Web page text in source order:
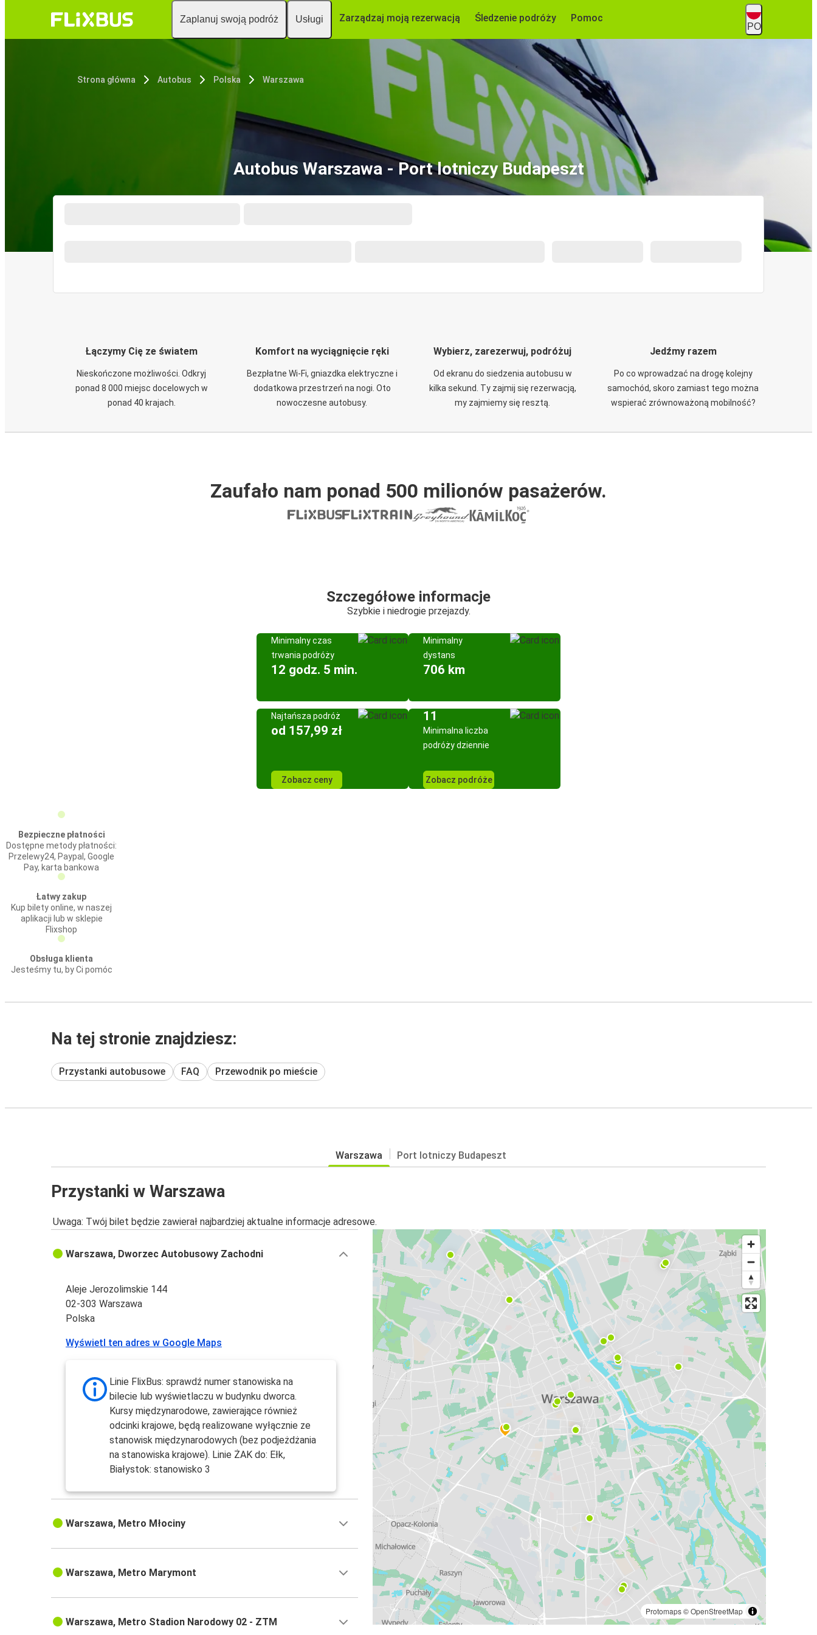
Zaplanuj swoją podróż Usługi Zarządzaj moją rezerwacją Śledzenie podróży Pomoc
PO
Strona główna Autobus Polska Warszawa
Autobus Warszawa - Port lotniczy Budapeszt
Łączymy Cię ze światem
Nieskończone możliwości. Odkryj
ponad 8 000 miejsc docelowych w
ponad 40 krajach.
Komfort na wyciągnięcie ręki
Bezpłatne Wi-Fi, gniazdka elektryczne i
dodatkowa przestrzeń na nogi. Oto
nowoczesne autobusy.
Wybierz, zarezerwuj, podróżuj
Od ekranu do siedzenia autobusu w
kilka sekund. Ty zajmij się rezerwacją,
my zajmiemy się resztą.
Jedźmy razem
Po co wprowadzać na drogę kolejny
samochód, skoro zamiast tego można
wspierać zrównoważoną mobilność?
Zaufało nam ponad 500 milionów pasażerów.
Szczegółowe informacje
Szybkie i niedrogie przejazdy.
Minimalny czas
trwania podróży
12 godz. 5 min.
Minimalny
dystans
706 km
Najtańsza podróż
od 157,99 zł
Zobacz ceny
11
Minimalna liczba
podróży dziennie
Zobacz podróże
Bezpieczne płatności
Dostępne metody płatności:
Przelewy24, Paypal, Google
Pay, karta bankowa
Łatwy zakup
Kup bilety online, w naszej
aplikacji lub w sklepie
Flixshop
Obsługa klienta
Jesteśmy tu, by Ci pomóc
Na tej stronie znajdziesz:
Przystanki autobusowe FAQ Przewodnik po mieście
Warszawa Port lotniczy Budapeszt
Przystanki w Warszawa
Uwaga: Twój bilet będzie zawierał najbardziej aktualne informacje adresowe.
Protomaps©OpenStreetMap
Warszawa, Dworzec Autobusowy Zachodni
Aleje Jerozolimskie 144
02-303 Warszawa
Polska
Wyświetl ten adres w Google Maps
Linie FlixBus: sprawdź numer stanowiska na
bilecie lub wyświetlaczu w budynku dworca.
Kursy międzynarodowe, zawierające również
odcinki krajowe, będą realizowane wyłącznie ze
stanowisk międzynarodowych (bez podjeżdżania
na stanowiska krajowe). Linie ŻAK do: Ełk,
Białystok: stanowisko 3
Warszawa, Metro Młociny
Warszawa, Metro Marymont
Warszawa, Metro Stadion Narodowy 02 - ZTM